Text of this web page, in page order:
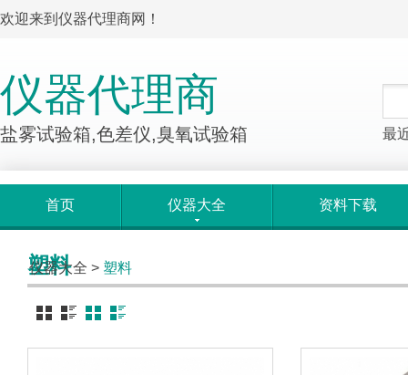
欢迎来到仪器代理商网！
仪器代理商
盐雾试验箱,色差仪,臭氧试验箱 最
首页 仪器大全 资料下载
仪器大全 > 塑料
塑料